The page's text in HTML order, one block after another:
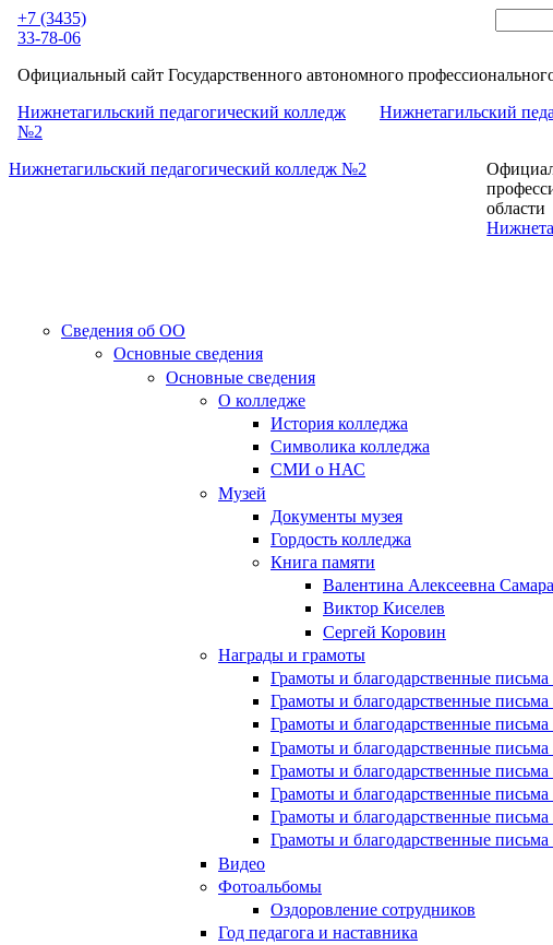
Перейти к основному содержанию
+7 (3435)
33-78-06
Официальный сайт Государственного автономного
Нижнетагильский педагогический колледж
№2
Нижнетагильский
Нижнетагильский педагогический колледж №2
области
Сведения об ОО
Основные сведения
Основные сведения
О колледже
История колледжа
Символика колледжа
СМИ о НАС
Музей
Документы музея
Гордость колледжа
Книга памяти
Валентина Алексеевна
Виктор Киселев
Сергей Коровин
Награды и грамоты
Грамоты и благодарственные письма
Грамоты и благодарственные письма
Грамоты и благодарственные письма
Грамоты и благодарственные письма
Грамоты и благодарственные письма
Грамоты и благодарственные письма
Грамоты и благодарственные письма
Грамоты и благодарственные письма
Видео
Фотоальбомы
Оздоровление сотрудников
Год педагога и наставника